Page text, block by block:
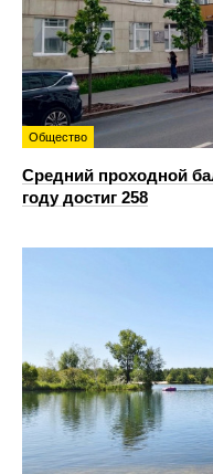
Общество
Средний проходной
году достиг 258